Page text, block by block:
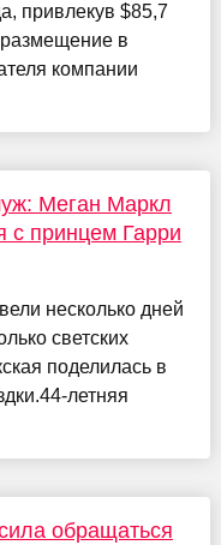
привлекув $85,7
в
компании
Меган Маркл
с принцем Гарри
несколько дней
светских
поделилась в
летняя
обращаться